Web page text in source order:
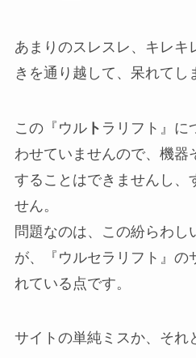
あまりのスレスレ、キレキ
きを通り越して、呆れてし
この『ウルト ラリフト』に
わせていませんので、機器
することはできませんし、
せん。
問題なのは、この紛らわし
が、『ウルセラリフト』の
れている点です。
サイトの単純ミスか、それ